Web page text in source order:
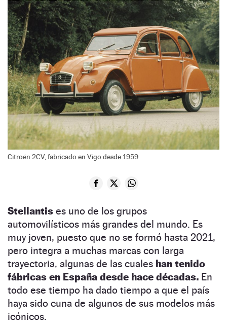
Citroën 2CV, fabricado en Vigo desde 1959
Stellantis es uno de los grupos
automovilísticos más grandes del mundo. Es
muy joven, puesto que no se formó hasta 2021,
pero integra a muchas marcas con larga
trayectoria, algunas de las cuales han tenido
fábricas en España desde hace décadas. En
todo ese tiempo ha dado tiempo a que el país
haya sido cuna de algunos de sus modelos más
icónicos.